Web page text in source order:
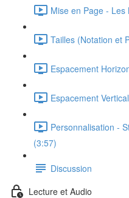
Mise en Page - Les
Tailles (Notation et
Espacement
Espacement
Personnalisation -
(3:57)
Discussion
Lecture et Audio